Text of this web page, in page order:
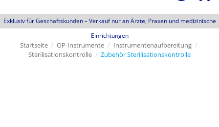
Exklusiv für Geschäftskunden –Verkauf nur an Ärzte, Praxen und medizinische
Einrichtungen
Startseite / OP-Instrumente / Instrumentenaufbereitung /
Sterilisationskontrolle / Zubehör Sterilisationskontrolle